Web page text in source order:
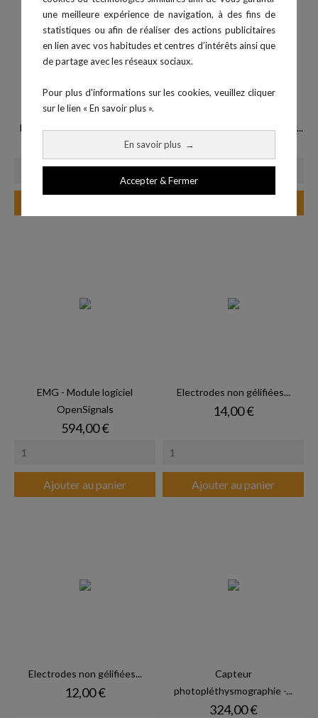
une meilleure expérience de navigation, à des fins de
statistiques ou afin de réaliser des actions publicitaires
en lien avec vos habitudes et centres d’intérêts ainsi que
de partage avec les réseaux sociaux.
Pour plus d'informations sur les cookies, veuillez cliquer
sur le lien « En savoir plus ».
En savoir plus →
Accepter & Fermer
biosignalsplux kit recherche... Capteur Electrogastrographie...
EMG - Module logiciel
OpenSignals
Prix
594,00 €
Ajouter au panier
Electrodes non gélifiées...
Prix
14,00 €
Ajouter au panier
Electrodes non gélifiées...
Prix
12,00 €
Capteur
photopléthysmographie -...
Prix
324,00 €